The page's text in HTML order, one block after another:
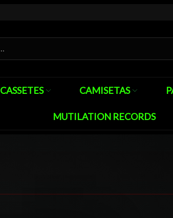
CASSETES CAMISETAS
MUTILATION RECORDS